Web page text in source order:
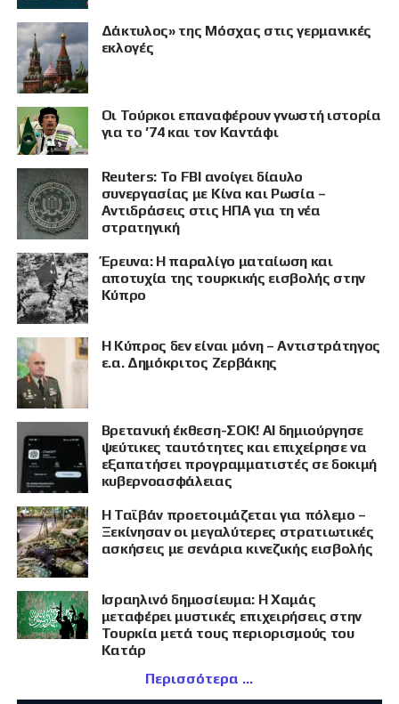
Δάκτυλος» της Μόσχας στις γερμανικές
εκλογές
Οι Τούρκοι επαναφέρουν γνωστή ιστορία
για το ’74 και τον Καντάφι
Reuters: Το FBI ανοίγει δίαυλο
συνεργασίας με Κίνα και Ρωσία –
Αντιδράσεις στις ΗΠΑ για τη νέα
στρατηγική
Έρευνα: Η παραλίγο ματαίωση και
αποτυχία της τουρκικής εισβολής στην
Κύπρο
Η Κύπρος δεν είναι μόνη – Αντιστράτηγος
ε.α. Δημόκριτος Ζερβάκης
Βρετανική έκθεση-ΣΟΚ! AI δημιούργησε
ψεύτικες ταυτότητες και επιχείρησε να
εξαπατήσει προγραμματιστές σε δοκιμή
κυβερνοασφάλειας
Η Ταϊβάν προετοιμάζεται για πόλεμο –
Ξεκίνησαν οι μεγαλύτερες στρατιωτικές
ασκήσεις με σενάρια κινεζικής εισβολής
Ισραηλινό δημοσίευμα: Η Χαμάς
μεταφέρει μυστικές επιχειρήσεις στην
Τουρκία μετά τους περιορισμούς του
Κατάρ
Περισσότερα